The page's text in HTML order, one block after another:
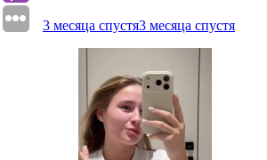
3 месяца спустя3 месяца спустя